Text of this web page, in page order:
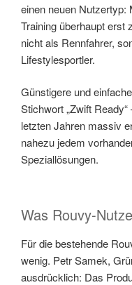
einen neuen Nutzertyp:
Training überhaupt erst
nicht als Rennfahrer,
Lifestylesportler.
Günstigere und
Stichwort „Zwift
letzten Jahren massiv
nahezu jedem
Speziallösungen.
Was Rouvy-
Für die bestehende
wenig. Petr Samek,
ausdrücklich: Das